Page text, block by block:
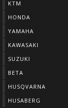
KTM
HONDA
YAMAHA
KAWASAKI
SUZUKI
BETA
HUSQVARNA
HUSABERG